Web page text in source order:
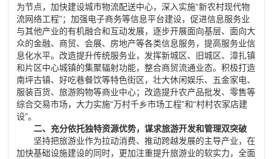
为节点，加快建设城市物流配送中心，深入实施“新农村现代物
流网络工程”；加强电子商务等信息平台建设，促进信息服务业
与其他产业的有机融合和互动发展，逐步开展面向基层、面向大
众的金融、商贸、会展、房地产等各类信息服务，提高服务业信
息化水平。改造提升传统服务业，发挥新城区、旧城区、漳扎镇
和片区中心城镇的集聚辐射功能，整合商贸流通业态。积极打造
南坪古镇、好吃巷餐饮等特色街区，壮大休闲娱乐、五金家电、
服装百货、旅游购物等商业中心；改造提升农产品批发、零售等
综合交易市场，大力实施“万村千乡市场工程”和“村村农家店建
设”。
二、充分依托独特资源优势，谋求旅游开发和管理双突破
坚持把旅游业作为拉动消费、推动跨越发展的主导产业，在
加快基础设施建设的同时，更加注重提升旅游业的软实力，全面